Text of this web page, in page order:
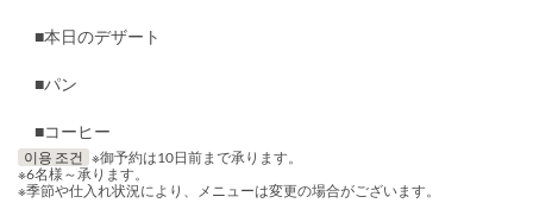
■本日のデザート
■パン
■コーヒー
이용 조건 ※御予約は10日前まで承ります。
※6名様～承ります。
※季節や仕入れ状況により、メニューは変更の場合がございます。